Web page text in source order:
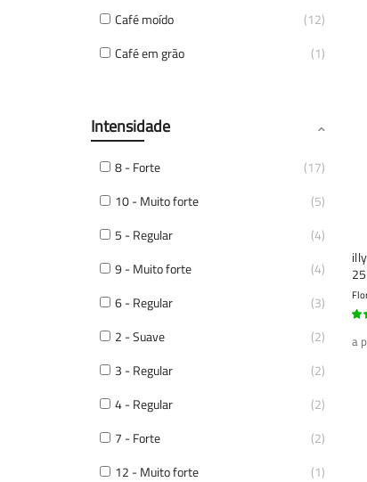
a
Café moído
12
Café em grão
1
Intensidade
8 - Forte
17
10 - Muito forte
5
5 - Regular
4
9 - Muito forte
4
6 - Regular
3
2 - Suave
2
3 - Regular
2
4 - Regular
2
7 - Forte
2
12 - Muito forte
1